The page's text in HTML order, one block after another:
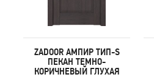
ZADOOR АМПИР ТИП-S
ПЕКАН ТЕМНО-
КОРИЧНЕВЫЙ ГЛУХАЯ